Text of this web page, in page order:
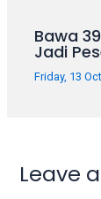
Bawa
Jadi
Friday, 13
Leave